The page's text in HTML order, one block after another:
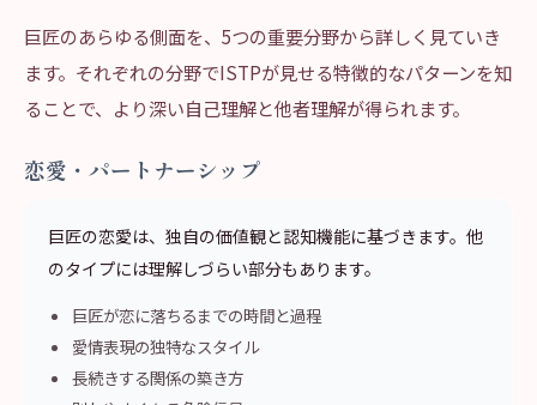
巨匠のあらゆる側面を、5つの重要分野から詳しく見ていき
ます。それぞれの分野でISTPが見せる特徴的なパターンを知
ることで、より深い自己理解と他者理解が得られます。
恋愛・パートナーシップ
巨匠の恋愛は、独自の価値観と認知機能に基づきます。他
のタイプには理解しづらい部分もあります。
巨匠が恋に落ちるまでの時間と過程
愛情表現の独特なスタイル
長続きする関係の築き方